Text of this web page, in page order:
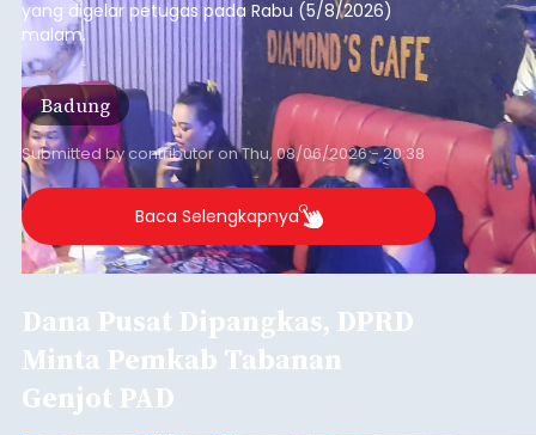
yang digelar petugas pada Rabu (5/8/2026)
malam.
Badung
Submitted bycontributoronThu, 08/06/2026 - 20:38
Baca Selengkapnya
Dana Pusat Dipangkas, DPRD
Minta Pemkab Tabanan
Genjot PAD